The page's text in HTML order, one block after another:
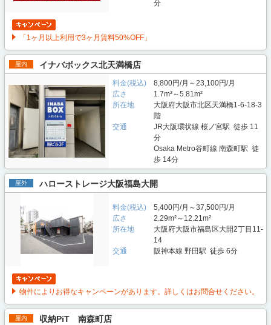
分
「1ヶ月以上利用で3ヶ月賃料50%OFF」
屋内 イナバボックス北天満橋店
料金(税込)
8,800円/月～23,100円/月
広さ
1.7m²～5.81m²
所在地
大阪府大阪市北区天満橋1-6-18-3
階
交通
JR大阪環状線 桜ノ宮駅 徒歩 11
分
Osaka Metro谷町線 南森町駅 徒
歩 14分
屋外 ハローストレージ大阪福島大開
料金(税込)
5,400円/月～37,500円/月
広さ
2.29m²～12.21m²
所在地
大阪府大阪市福島区大開2丁目11-
14
交通
阪神本線 野田駅 徒歩 6分
物件によりお得なキャンペーンがあります。詳しくはお問合せください。
屋内 収納PiT 南森町店